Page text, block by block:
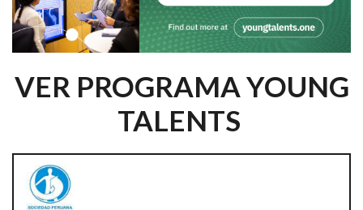
VER PROGRAMA YOUNG
TALENTS